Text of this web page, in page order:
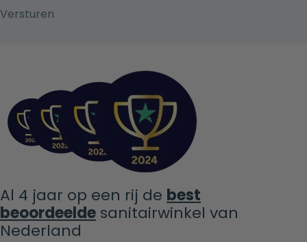
Al 4 jaar op een rij de best
beoordeelde sanitairwinkel van
Nederland